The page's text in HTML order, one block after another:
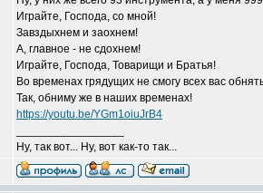
Играйте, Господа, со мной!
Завздыхнем и заохнем!
А, главное - не сдохнем!
Играйте, Господа, Товарищи и Братья!
Во временах грядущих не смогу всех вас
Так, обниму же в наших временах!
https://youtu.be/YGm1oiuJrB4
Ну, так вот... Ну, вот как-то так...